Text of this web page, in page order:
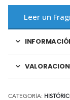
Leer un
CATEGORÍA: